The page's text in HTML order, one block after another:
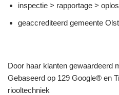
inspectie > rapportage >
geaccrediteerd gemeente
Door haar klanten gewaardeerd
Gebaseerd op 129 Google® en
riooltechniek